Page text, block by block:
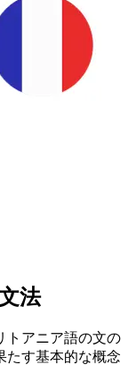
法
トアニア語の文の
たす基本的な概念